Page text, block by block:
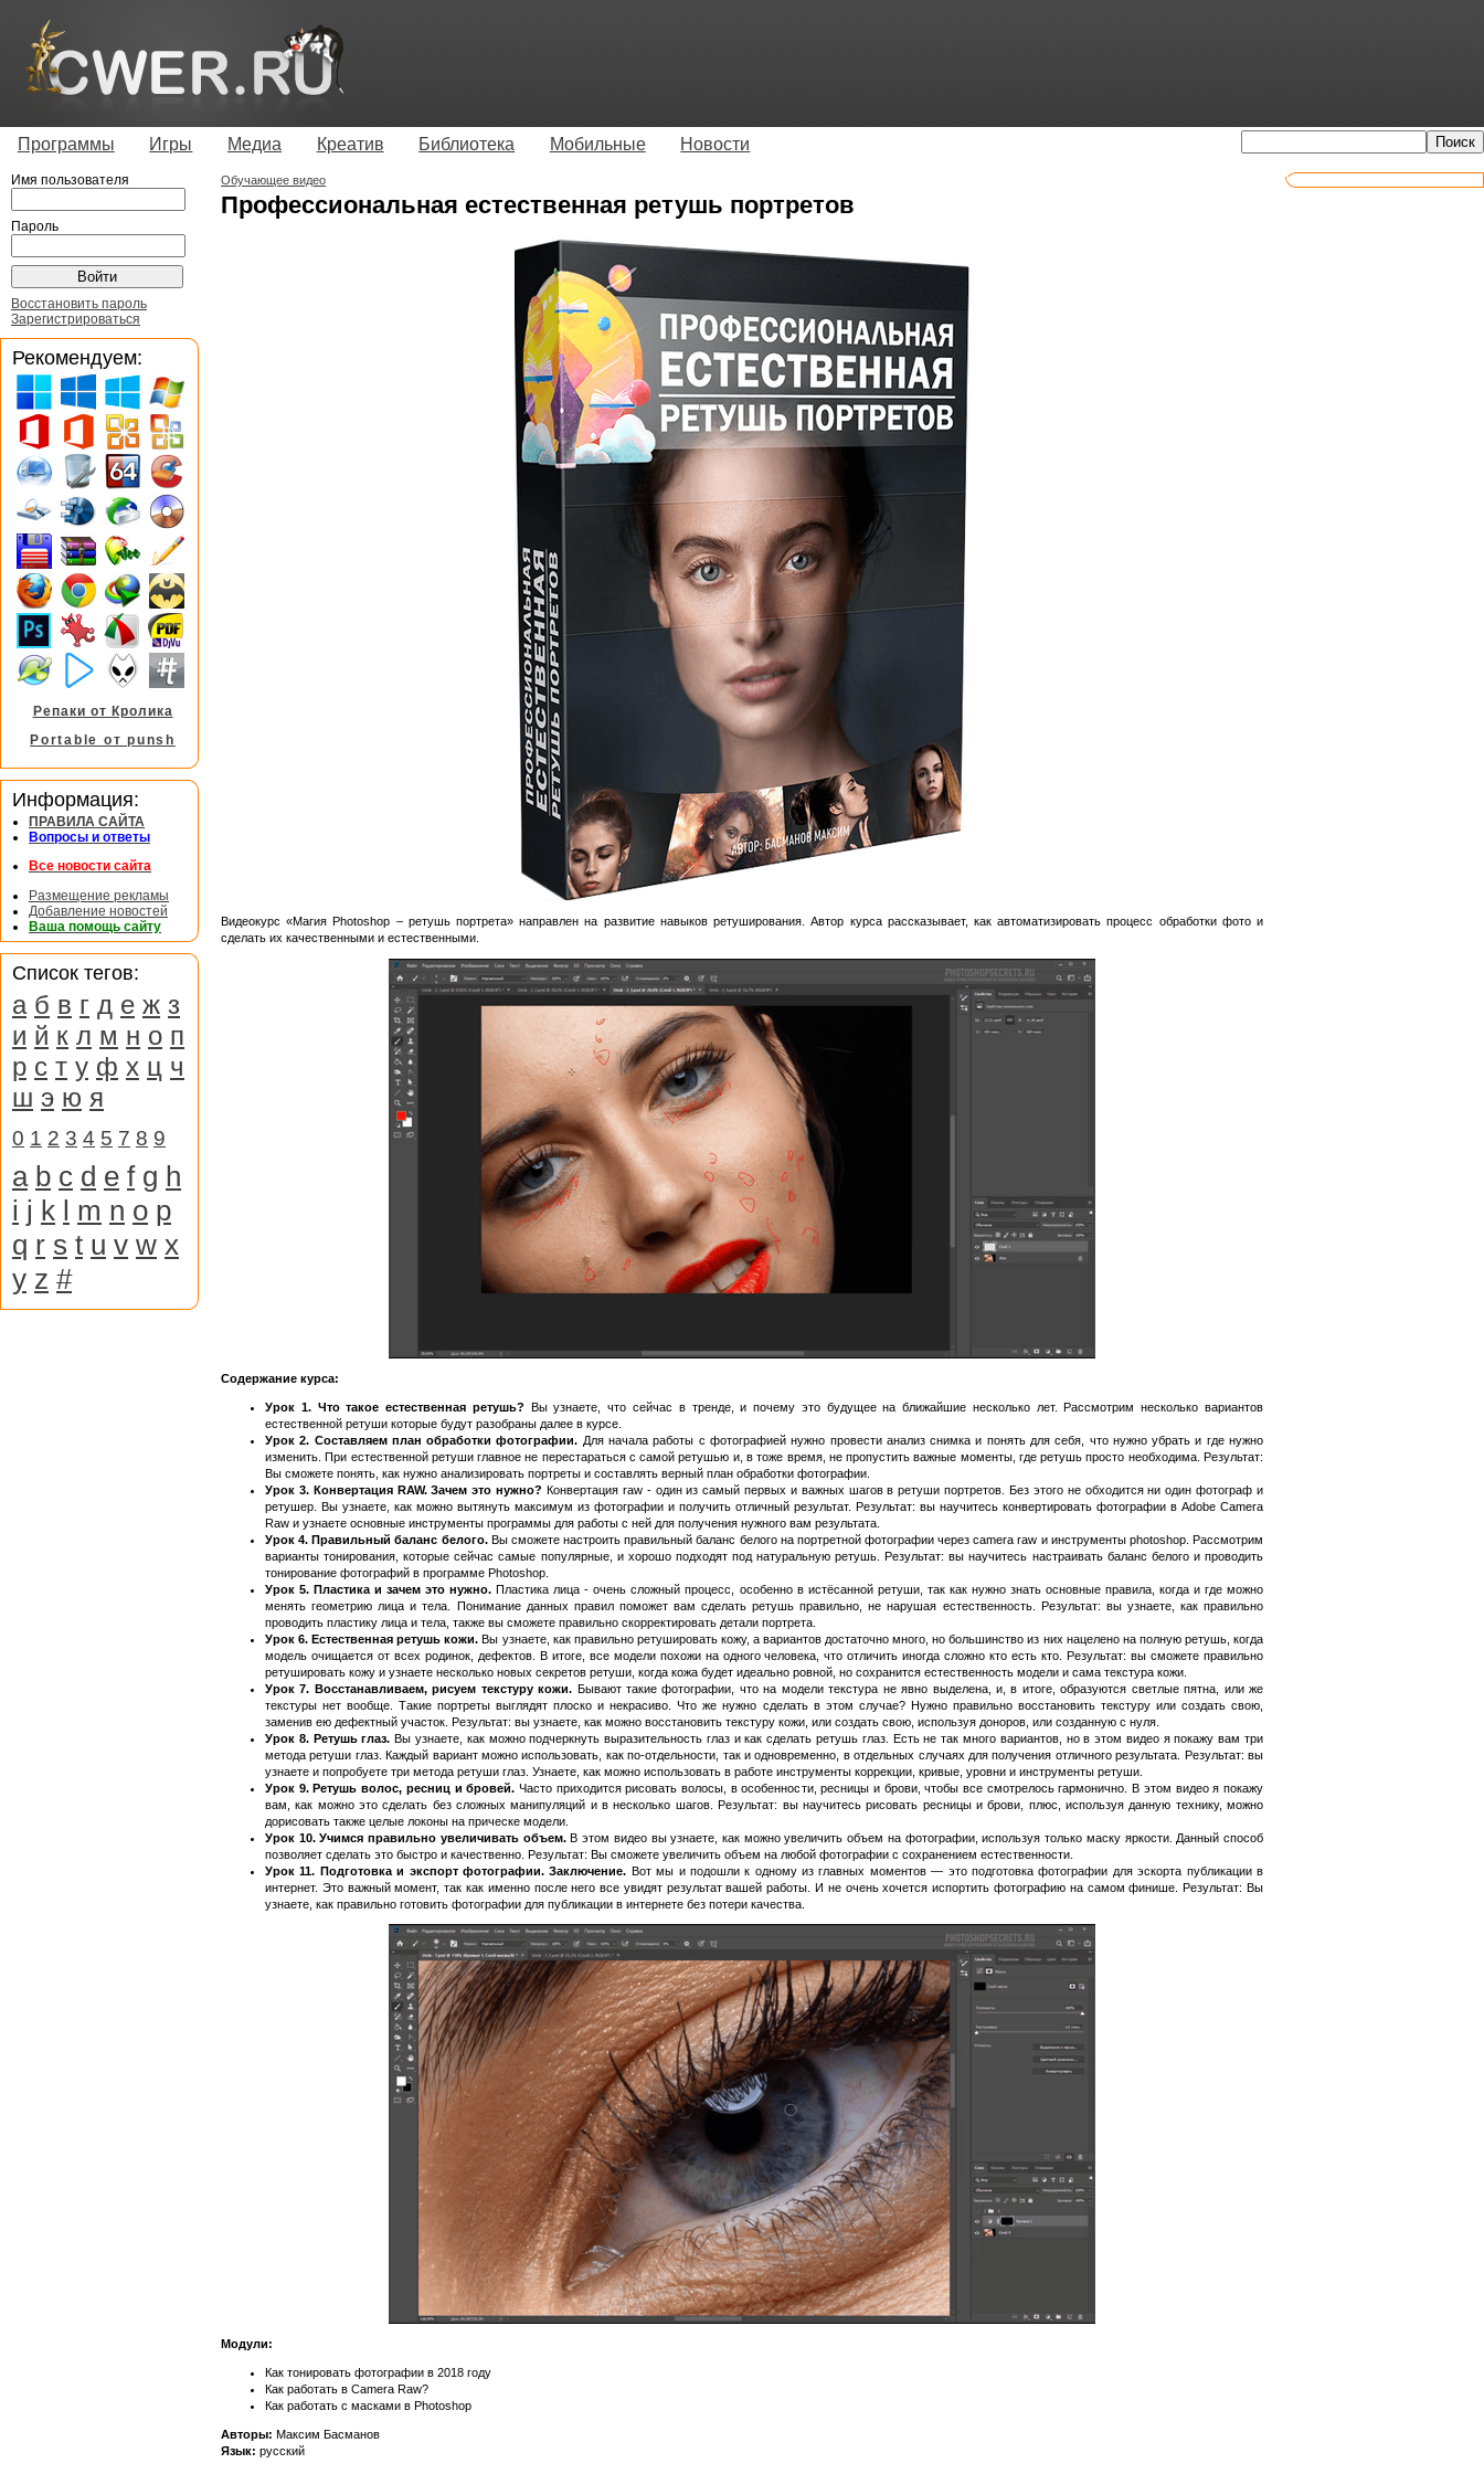
Программы Игры Медиа Креатив Библиотека Мобильные Новости
Обучающее видео
Профессиональная естественная ретушь портретов
Видеокурс «Магия Photoshop – ретушь портрета» направлен на развитие навыков ретуширования. Автор курса рассказывает, как автоматизировать процесс обработки фото и
сделать их качественными и естественными.
Содержание курса:
Урок 1. Что такое естественная ретушь? Вы узнаете, что сейчас в тренде, и почему это будущее на ближайшие несколько лет. Рассмотрим несколько вариантов
естественной ретуши которые будут разобраны далее в курсе.
Урок 2. Составляем план обработки фотографии. Для начала работы с фотографией нужно провести анализ снимка и понять для себя, что нужно убрать и где нужно
изменить. При естественной ретуши главное не перестараться с самой ретушью и, в тоже время, не пропустить важные моменты, где ретушь просто необходима. Результат:
Вы сможете понять, как нужно анализировать портреты и составлять верный план обработки фотографии.
Урок 3. Конвертация RAW. Зачем это нужно? Конвертация raw - один из самый первых и важных шагов в ретуши портретов. Без этого не обходится ни один фотограф и
ретушер. Вы узнаете, как можно вытянуть максимум из фотографии и получить отличный результат. Результат: вы научитесь конвертировать фотографии в Adobe Camera
Raw и узнаете основные инструменты программы для работы с ней для получения нужного вам результата.
Урок 4. Правильный баланс белого. Вы сможете настроить правильный баланс белого на портретной фотографии через camera raw и инструменты photoshop. Рассмотрим
варианты тонирования, которые сейчас самые популярные, и хорошо подходят под натуральную ретушь. Результат: вы научитесь настраивать баланс белого и проводить
тонирование фотографий в программе Photoshop.
Урок 5. Пластика и зачем это нужно.Пластика лица - очень сложный процесс, особенно в истёсанной ретуши, так как нужно знать основные правила, когда и где можно
менять геометрию лица и тела. Понимание данных правил поможет вам сделать ретушь правильно, не нарушая естественность. Результат: вы узнаете, как правильно
проводить пластику лица и тела, также вы сможете правильно скорректировать детали портрета.
Урок 6. Естественная ретушь кожи. Вы узнаете, как правильно ретушировать кожу, а вариантов достаточно много, но большинство из них нацелено на полную ретушь, когда
модель очищается от всех родинок, дефектов. В итоге, все модели похожи на одного человека, что отличить иногда сложно кто есть кто. Результат: вы сможете правильно
ретушировать кожу и узнаете несколько новых секретов ретуши, когда кожа будет идеально ровной, но сохранится естественность модели и сама текстура кожи.
Урок 7. Восстанавливаем, рисуем текстуру кожи. Бывают такие фотографии, что на модели текстура не явно выделена, и, в итоге, образуются светлые пятна, или же
текстуры нет вообще. Такие портреты выглядят плоско и некрасиво. Что же нужно сделать в этом случае? Нужно правильно восстановить текстуру или создать свою,
заменив ею дефектный участок. Результат: вы узнаете, как можно восстановить текстуру кожи, или создать свою, используя доноров, или созданную с нуля.
Урок 8. Ретушь глаз. Вы узнаете, как можно подчеркнуть выразительность глаз и как сделать ретушь глаз. Есть не так много вариантов, но в этом видео я покажу вам три
метода ретуши глаз. Каждый вариант можно использовать, как по-отдельности, так и одновременно, в отдельных случаях для получения отличного результата. Результат: вы
узнаете и попробуете три метода ретуши глаз. Узнаете, как можно использовать в работе инструменты коррекции, кривые, уровни и инструменты ретуши.
Урок 9. Ретушь волос, ресниц и бровей. Часто приходится рисовать волосы, в особенности, ресницы и брови, чтобы все смотрелось гармонично. В этом видео я покажу
вам, как можно это сделать без сложных манипуляций и в несколько шагов. Результат: вы научитесь рисовать ресницы и брови, плюс, используя данную технику, можно
дорисовать также целые локоны на прическе модели.
Урок 10. Учимся правильно увеличивать объем.В этом видео вы узнаете, как можно увеличить объем на фотографии, используя только маску яркости. Данный способ
позволяет сделать это быстро и качественно. Результат: Вы сможете увеличить объем на любой фотографии с сохранением естественности.
Урок 11. Подготовка и экспорт фотографии. Заключение. Вот мы и подошли к одному из главных моментов — это подготовка фотографии для эскорта публикации в
интернет. Это важный момент, так как именно после него все увидят результат вашей работы. И не очень хочется испортить фотографию на самом финише. Результат: Вы
узнаете, как правильно готовить фотографии для публикации в интернете без потери качества.
Модули:
Как тонировать фотографии в 2018 году
Как работать в Camera Raw?
Как работать с масками в Photoshop
Авторы: Максим Басманов
Язык: русский
Имя пользователя
Пароль
Восстановить пароль
Зарегистрироваться
Рекомендуем:
Репаки от Кролика
Portable от punsh
Информация:
ПРАВИЛА САЙТА
Вопросы и ответы
Все новости сайта
Размещение рекламы
Добавление новостей
Ваша помощь сайту
Список тегов:
а б в г д е ж з
и й к л м н о п
р с т у ф х ц ч
ш э ю я
0 1 2 3 4 5 7 8 9
a b c d e f g h
i j k l m n o p
q r s t u v w x
y z #